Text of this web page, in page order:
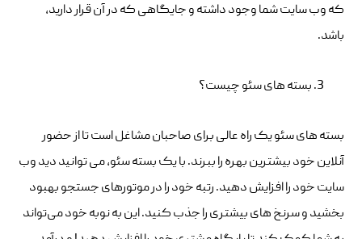
که وب سایت شما وجود داشته و جایگاهی که در آن قرار دارید،
باشد.
بسته های سئو چیست؟
بسته های سئو یک راه عالی برای صاحبان مشاغل است تا از حضور
آنلاین خود بیشترین بهره را ببرند. با یک بسته سئو، می توانید دید وب
سایت خود را افزایش دهید. رتبه خود را در موتورهای جستجو بهبود
بخشید و سرنخ های بیشتری را جذب کنید. این به نوبه خود می‌تواند